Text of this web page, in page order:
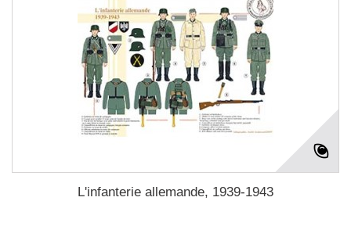
L'infanterie allemande, 1939-1943